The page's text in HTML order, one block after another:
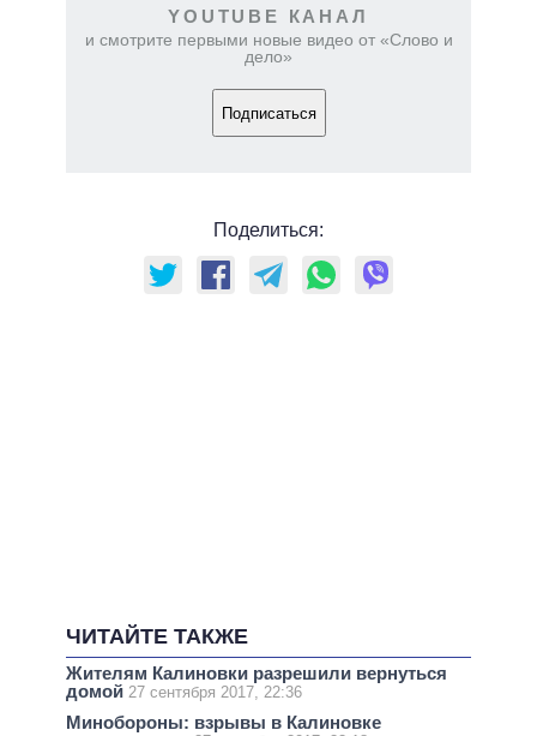
YOUTUBE КАНАЛ
и смотрите первыми новые видео от «Слово и
дело»
Подписаться
Поделиться:
ЧИТАЙТЕ ТАКЖЕ
Жителям Калиновки разрешили вернуться
домой 27 сентября 2017, 22:36
Минобороны: взрывы в Калиновке